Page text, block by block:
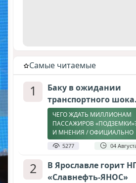
Cамые читаемые
1
Баку в ожидании
транспортного
ЧЕГО ЖДАТЬ МИЛЛИОНАМ
ПАССАЖИРОВ
И МНЕНИЯ / ОФИЦИАЛЬНО
5277 04
2
В Ярославле горит
«Славнефть-ЯНОС»